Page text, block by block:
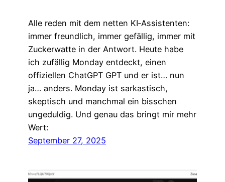
Alle reden mit dem netten KI‑Assistenten:
immer freundlich, immer gefällig, immer mit
Zuckerwatte in der Antwort. Heute habe
ich zufällig Monday entdeckt, einen
offiziellen ChatGPT GPT und er ist… nun
ja… anders. Monday ist sarkastisch,
skeptisch und manchmal ein bisschen
ungeduldig. Und genau das bringt mir mehr
Wert:
September 27, 2025